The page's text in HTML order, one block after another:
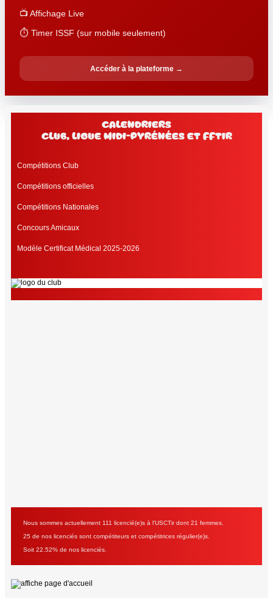
📺 Affichage Live
⏱️ Timer ISSF (sur mobile seulement)
Accéder à la plateforme →
Calendriers
club, Ligue Midi-Pyrénées et FFtir
Compétitions Club
Compétitions officielles
Compétitions Nationales
Concours Amicaux
Modèle Certificat Médical 2025-2026
Nous sommes actuellement 111 licencié(e)s à l'USCTir dont 21 femmes.
25 de nos licenciés sont compétiteurs et compétitrices régulier(e)s.
Soit 22.52% de nos licenciés.